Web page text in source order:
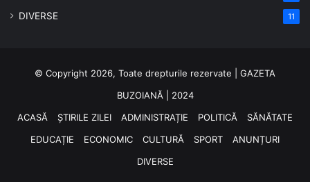
DIVERSE 11
© Copyright 2026, Toate drepturile rezervate | GAZETA
BUZOIANĂ | 2024
ACASĂ
ȘTIRILE ZILEI ADMINISTRAȚIE POLITICĂ
SĂNĂTATE
EDUCAȚIE
ECONOMIC CULTURĂ SPORT
ANUNȚURI
DIVERSE